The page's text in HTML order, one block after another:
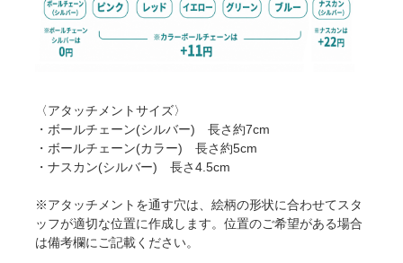
〈アタッチメントサイズ〉
・ボールチェーン(シルバー) 長さ約7cm
・ボールチェーン(カラー) 長さ約5cm
・ナスカン(シルバー) 長さ4.5cm
※アタッチメントを通す穴は、絵柄の形状に合わせてスタ
ッフが適切な位置に作成します。位置のご希望がある場合
は備考欄にご記載ください。